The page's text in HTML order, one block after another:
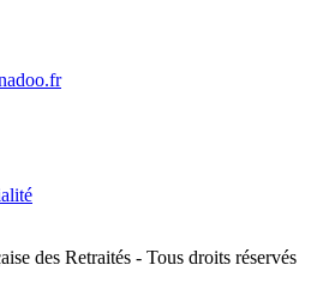
des Retraités - Tous droits réservés